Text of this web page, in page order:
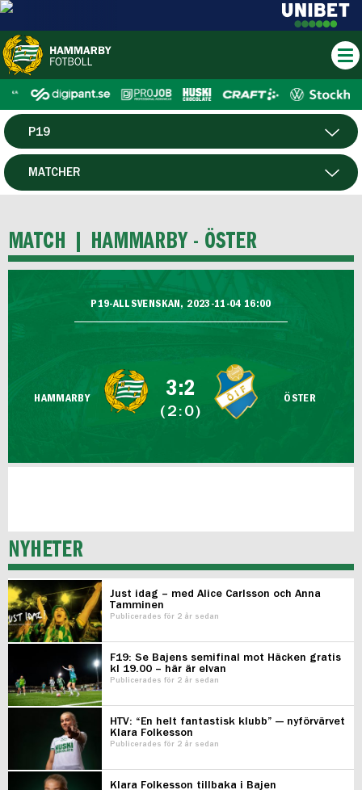
HERR
HTFF
P19
MATCHER
MATCH | HAMMARBY - ÖSTER
P19-ALLSVENSKAN, 2023-11-04 16:00
HAMMARBY 3:2
(2:0)
ÖSTER
NYHETER
Just idag – med Alice Carlsson och Anna
Tamminen
Publicerades för 2 år sedan
F19: Se Bajens semifinal mot Häcken gratis
kl 19.00 – här är elvan
Publicerades för 2 år sedan
HTV: “En helt fantastisk klubb” — nyförvärvet
Klara Folkesson
Publicerades för 2 år sedan
Klara Folkesson tillbaka i Bajen